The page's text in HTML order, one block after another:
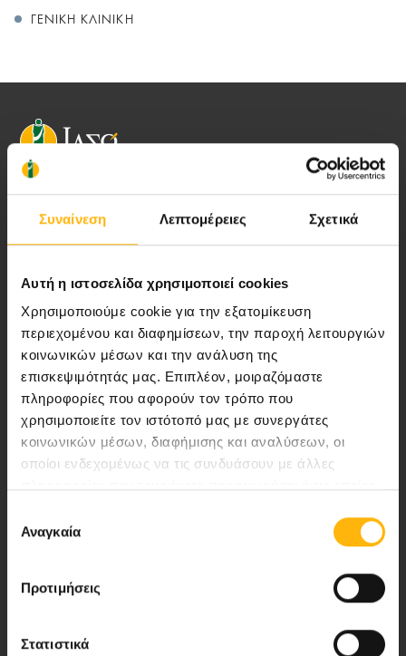
Συναίνεση Λεπτομέρειες Σχετικά
Αυτή η ιστοσελίδα χρησιμοποιεί cookies
Χρησιμοποιούμε cookie για την εξατομίκευση
περιεχομένου και διαφημίσεων, την παροχή λειτουργιών
κοινωνικών μέσων και την ανάλυση της
επισκεψιμότητάς μας. Επιπλέον, μοιραζόμαστε
πληροφορίες που αφορούν τον τρόπο που
χρησιμοποιείτε τον ιστότοπό μας με συνεργάτες
κοινωνικών μέσων, διαφήμισης και αναλύσεων, οι
οποίοι ενδεχομένως να τις συνδυάσουν με άλλες
των υπηρεσιών τους.
συγκατάθεσης
Αναγκαία
Προτιμήσεις
Στατιστικά
ΓΕΝΙΚΉ ΚΛΙΝΙΚΉ
Αποστολή μας να παρέχουμε υψηλής
ποιότητας ολοκληρωμένες υπηρεσίες
Περιοχή Ιατρών
Εκδηλώσεις
Λεωφ. Κηφισίας 37-39,
Επικοινωνία